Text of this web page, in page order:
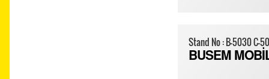
Stand No : B-5030 C-
BUSEM